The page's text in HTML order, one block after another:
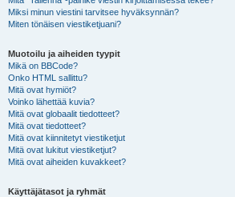
Miksi minun viestini tarvitsee hyväksynnän?
Miten tönäisen viestiketjuani?
Muotoilu ja aiheiden tyypit
Mikä on BBCode?
Onko HTML sallittu?
Mitä ovat hymiöt?
Voinko lähettää kuvia?
Mitä ovat globaalit tiedotteet?
Mitä ovat tiedotteet?
Mitä ovat kiinnitetyt viestiketjut
Mitä ovat lukitut viestiketjut?
Mitä ovat aiheiden kuvakkeet?
Käyttäjätasot ja ryhmät